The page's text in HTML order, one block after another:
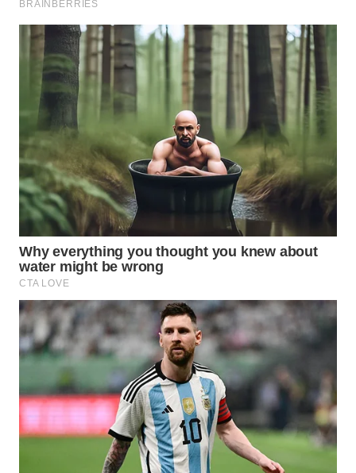
BORNEO
Wahana
WAHANA
NEWS
WAHANA
TANI
WAHANA
ADVOKAT
WAHANA
INFRASTRUKTUR
WAHANA
KONSUMEN